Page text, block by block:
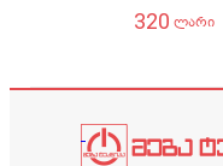
320 ლარი